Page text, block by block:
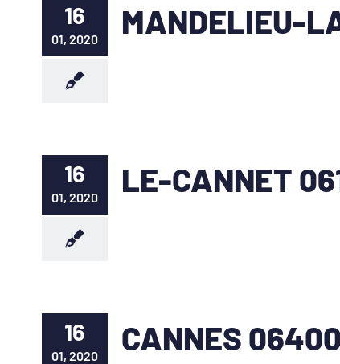
16
01, 2020 MANDELIEU-
16
01, 2020 LE-CANNET
16
01, 2020 CANNES